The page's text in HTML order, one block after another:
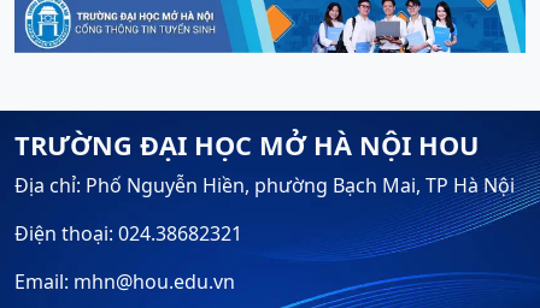
TRƯỜNG ĐẠI HỌC MỞ HÀ NỘI HOU
Địa chỉ: Phố Nguyễn Hiền, phường Bạch Mai, TP Hà Nội
Điện thoại: 024.38682321
Email: mhn@hou.edu.vn